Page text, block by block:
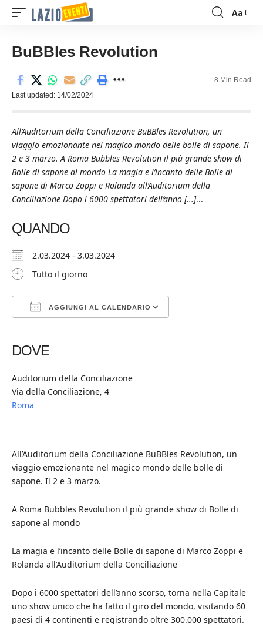
Font
Aa
BuBBles Revolution
Last updated: 14/02/2024
8 Min Read
All’Auditorium della Conciliazione BuBBles Revolution, un
viaggio emozionante nel magico mondo delle bolle di sapone. Il
2 e 3 marzo. A Roma Bubbles Revolution il più grande show di
Bolle di sapone al mondo La magia e l’incanto delle Bolle di
sapone di Marco Zoppi e Rolanda all’Auditorium della
Conciliazione Dopo i 6000 spettatori dell’anno [...]...
QUANDO
2.03.2024 - 3.03.2024
Tutto il giorno
AGGIUNGI AL CALENDARIO
DOVE
Auditorium della Conciliazione
Via della Conciliazione, 4
Roma
All’Auditorium della Conciliazione BuBBles Revolution, un
viaggio emozionante nel magico mondo delle bolle di
sapone. Il 2 e 3 marzo.
A Roma Bubbles Revolution il più grande show di Bolle di
sapone al mondo
La magia e l’incanto delle Bolle di sapone di Marco Zoppi e
Rolanda all’Auditorium della Conciliazione
Dopo i 6000 spettatori dell’anno scorso, torna nella Capitale
uno show unico che ha fatto il giro del mondo, visitando 60
paesi di 4 continenti e registrando oltre 300.000 spettatori.